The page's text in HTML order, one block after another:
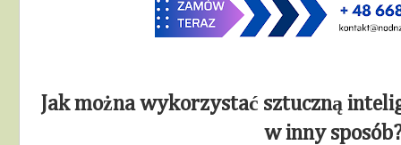
Jak można wykorzystać sztuczną
w inny